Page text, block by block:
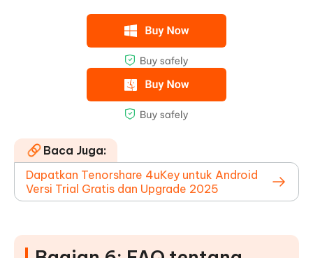
Baca Juga:
Dapatkan Tenorshare 4uKey untuk Android
Versi Trial Gratis dan Upgrade 2025